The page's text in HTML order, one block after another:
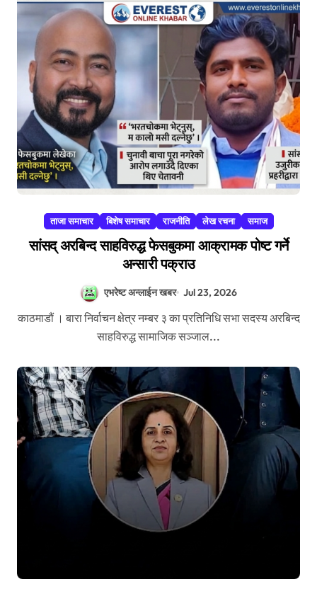
ताजा समाचार बिशेष समाचार राजनीति लेख रचना समाज
सांसद् अरबिन्द साहविरुद्ध फेसबुकमा आक्रामक पोष्ट गर्ने
अन्सारी पक्राउ
एभरेष्ट अन्लाईन खबर Jul 23, 2026
काठमाडौं । बारा निर्वाचन क्षेत्र नम्बर ३ का प्रतिनिधि सभा सदस्य अरबिन्द
साहविरुद्ध सामाजिक सञ्जाल...